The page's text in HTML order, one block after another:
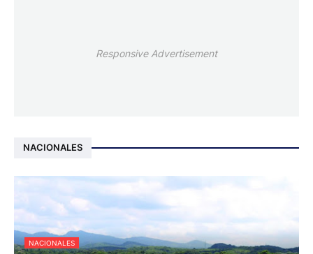
Responsive Advertisement
NACIONALES
NACIONALES